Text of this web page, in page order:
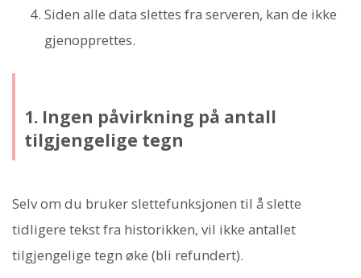
Siden alle data slettes fra serveren, kan de ikke
gjenopprettes.
1. Ingen påvirkning på antall
tilgjengelige tegn
Selv om du bruker slettefunksjonen til å slette
tidligere tekst fra historikken, vil ikke antallet
tilgjengelige tegn øke (bli refundert).